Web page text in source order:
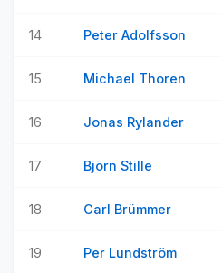
14 Peter Adolfsson
15 Michael Thoren
16 Jonas Rylander
17 Björn Stille
18 Carl Brümmer
19 Per Lundström